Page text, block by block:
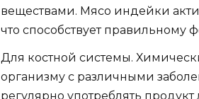
веществами. Мясо индейки
что способствует
Для костной системы.
организму с различными
регулярно употреблять